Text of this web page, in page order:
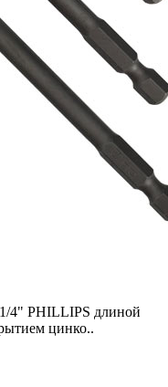
4" PHILLIPS длиной
цинко..